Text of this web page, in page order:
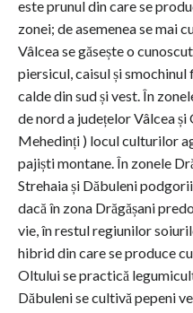
este prunul din care se
zonei; de asemenea se mai
Vâlcea se găsește o
piersicul, caisul și
calde din sud și vest. În
de nord a județelor Vâlcea
Mehedinți ) locul culturilor
pajiști montane. În zonele
Strehaia și Dăbuleni
dacă în zona Drăgășani
vie, în restul regiunilor
hibrid din care se produce
Oltului se practică
Dăbuleni se cultivă pepeni